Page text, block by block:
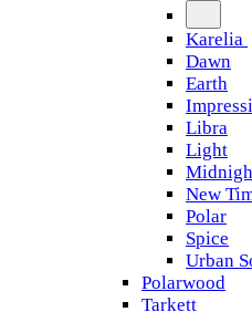
Karelia
Dawn
Earth
Libra
Light
New
Polar
Spice
Urban
Polarwood
Tarkett